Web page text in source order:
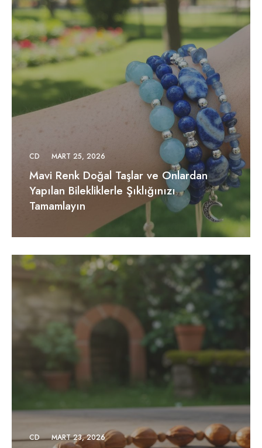
CD MART 25, 2026
Mavi Renk Doğal Taşlar ve Onlardan
Yapılan Bilekliklerle Şıklığınızı
Tamamlayın
CD MART 23, 2026